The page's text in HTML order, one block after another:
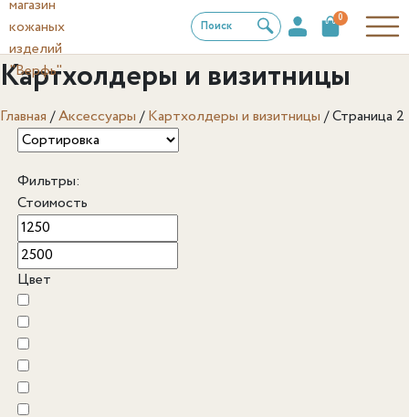
Поиск
0
Картхолдеры и визитницы
Главная /Аксессуары /Картхолдеры и визитницы /Страница 2
Фильтры:
Стоимость
Цвет